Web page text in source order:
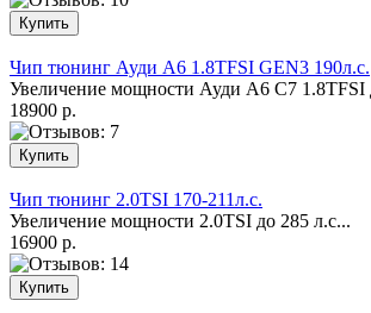
Чип тюнинг Ауди А6 1.8TFSI GEN3 190л.с.
Увеличение мощности Ауди А6 C7 1.8ТFSI
18900 р.
Чип тюнинг 2.0TSI 170-211л.с.
Увеличение мощности 2.0TSI до 285 л.с...
16900 р.